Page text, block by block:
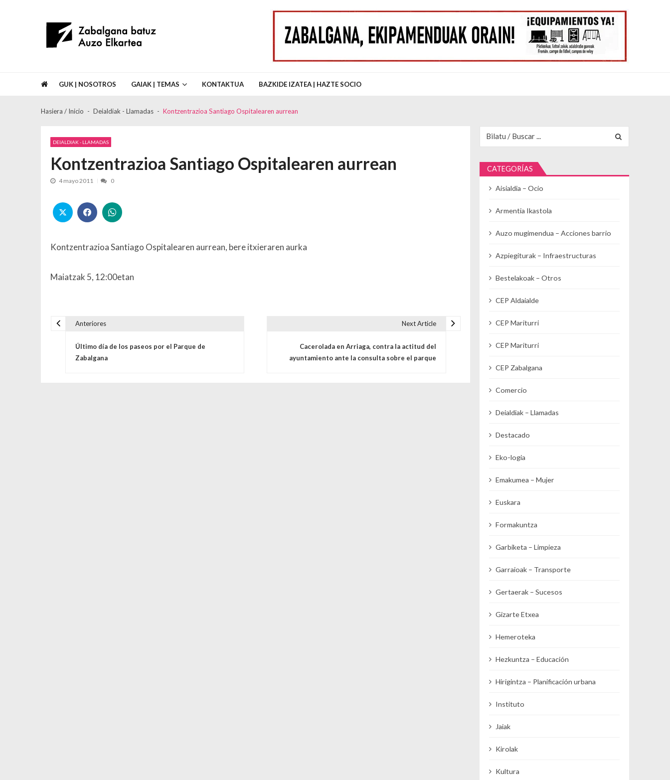
Asociación de Vecinos Zabalgana Batuz Auzo Elkartea
GUK | NOSOTROS GAIAK | TEMAS KONTAKTUA BAZKIDE IZATEA | HAZTE SOCIO
Hasiera / Inicio Deialdiak - Llamadas Kontzentrazioa Santiago Ospitalearen aurrean
DEIALDIAK - LLAMADAS
Kontzentrazioa Santiago Ospitalearen aurrean
4 mayo 2011 0
Kontzentrazioa Santiago Ospitalearen aurrean, bere itxieraren aurka
Maiatzak 5, 12:00etan
Anteriores
Último día de los paseos por el Parque de
Zabalgana
Next Article
Cacerolada en Arriaga, contra la actitud del
ayuntamiento ante la consulta sobre el parque
CATEGORÍAS
Aisialdia – Ocio
Armentia Ikastola
Auzo mugimendua – Acciones barrio
Azpiegiturak – Infraestructuras
Bestelakoak – Otros
CEP Aldaialde
CEP Mariturri
CEP Mariturri
CEP Zabalgana
Comercio
Deialdiak – Llamadas
Destacado
Eko-logia
Emakumea – Mujer
Euskara
Formakuntza
Garbiketa – Limpieza
Garraioak – Transporte
Gertaerak – Sucesos
Gizarte Etxea
Hemeroteka
Hezkuntza – Educación
Hirigintza – Planificación urbana
Instituto
Jaiak
Kirolak
Kultura